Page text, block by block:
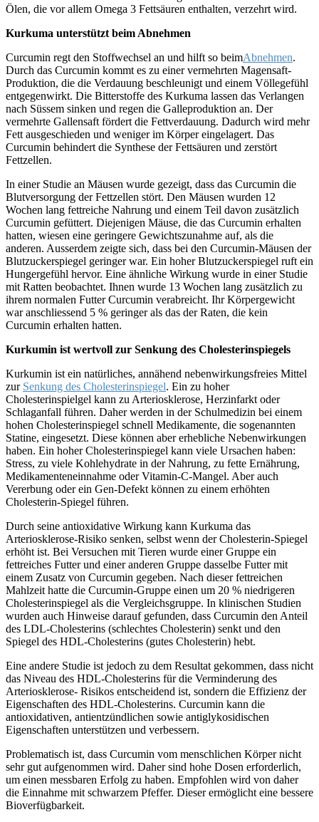
Ölen, die vor allem Omega 3 Fettsäuren enthalten, verzehrt wird.
Kurkuma unterstützt beim Abnehmen
Curcumin regt den Stoffwechsel an und hilft so beimAbnehmen.
Durch das Curcumin kommt es zu einer vermehrten Magensaft-
Produktion, die die Verdauung beschleunigt und einem Völlegefühl
entgegenwirkt. Die Bitterstoffe des Kurkuma lassen das Verlangen
nach Süssem sinken und regen die Galleproduktion an. Der
vermehrte Gallensaft fördert die Fettverdauung. Dadurch wird mehr
Fett ausgeschieden und weniger im Körper eingelagert. Das
Curcumin behindert die Synthese der Fettsäuren und zerstört
Fettzellen.
In einer Studie an Mäusen wurde gezeigt, dass das Curcumin die
Blutversorgung der Fettzellen stört. Den Mäusen wurden 12
Wochen lang fettreiche Nahrung und einem Teil davon zusätzlich
Curcumin gefüttert. Diejenigen Mäuse, die das Curcumin erhalten
hatten, wiesen eine geringere Gewichtszunahme auf, als die
anderen. Ausserdem zeigte sich, dass bei den Curcumin-Mäusen der
Blutzuckerspiegel geringer war. Ein hoher Blutzuckerspiegel ruft ein
Hungergefühl hervor. Eine ähnliche Wirkung wurde in einer Studie
mit Ratten beobachtet. Ihnen wurde 13 Wochen lang zusätzlich zu
ihrem normalen Futter Curcumin verabreicht. Ihr Körpergewicht
war anschliessend 5 % geringer als das der Raten, die kein
Curcumin erhalten hatten.
Kurkumin ist wertvoll zur Senkung des Cholesterinspiegels
Kurkumin ist ein natürliches, annähend nebenwirkungsfreies Mittel
zur Senkung des Cholesterinspiegel. Ein zu hoher
Cholesterinspielgel kann zu Arteriosklerose, Herzinfarkt oder
Schlaganfall führen. Daher werden in der Schulmedizin bei einem
hohen Cholesterinspiegel schnell Medikamente, die sogenannten
Statine, eingesetzt. Diese können aber erhebliche Nebenwirkungen
haben. Ein hoher Cholesterinspiegel kann viele Ursachen haben:
Stress, zu viele Kohlehydrate in der Nahrung, zu fette Ernährung,
Medikamenteneinnahme oder Vitamin-C-Mangel. Aber auch
Vererbung oder ein Gen-Defekt können zu einem erhöhten
Cholesterin-Spiegel führen.
Durch seine antioxidative Wirkung kann Kurkuma das
Arteriosklerose-Risiko senken, selbst wenn der Cholesterin-Spiegel
erhöht ist. Bei Versuchen mit Tieren wurde einer Gruppe ein
fettreiches Futter und einer anderen Gruppe dasselbe Futter mit
einem Zusatz von Curcumin gegeben. Nach dieser fettreichen
Mahlzeit hatte die Curcumin-Gruppe einen um 20 % niedrigeren
Cholesterinspiegel als die Vergleichsgruppe. In klinischen Studien
wurden auch Hinweise darauf gefunden, dass Curcumin den Anteil
des LDL-Cholesterins (schlechtes Cholesterin) senkt und den
Spiegel des HDL-Cholesterins (gutes Cholesterin) hebt.
Eine andere Studie ist jedoch zu dem Resultat gekommen, dass nicht
das Niveau des HDL-Cholesterins für die Verminderung des
Arteriosklerose- Risikos entscheidend ist, sondern die Effizienz der
Eigenschaften des HDL-Cholesterins. Curcumin kann die
antioxidativen, antientzündlichen sowie antiglykosidischen
Eigenschaften unterstützen und verbessern.
Problematisch ist, dass Curcumin vom menschlichen Körper nicht
sehr gut aufgenommen wird. Daher sind hohe Dosen erforderlich,
um einen messbaren Erfolg zu haben. Empfohlen wird von daher
die Einnahme mit schwarzem Pfeffer. Dieser ermöglicht eine bessere
Bioverfügbarkeit.